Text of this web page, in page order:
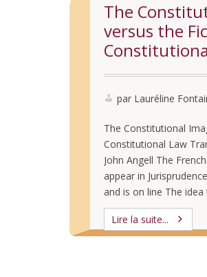
The
versus the
par Lauréline
The Constitutional
Constitutional Law
John Angell The
appear in
and is on line The
they say into
enunciation makes
Lire la suite...